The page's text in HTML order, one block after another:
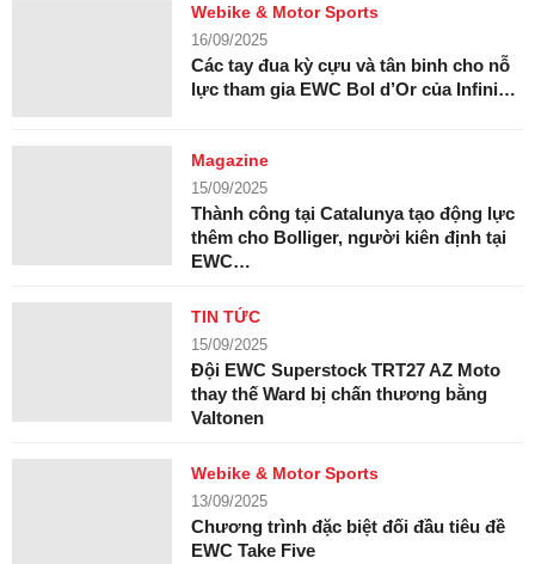
Webike & Motor Sports
16/09/2025
Các tay đua kỳ cựu và tân binh cho nỗ
lực tham gia EWC Bol d’Or của Infini…
Magazine
15/09/2025
Thành công tại Catalunya tạo động lực
thêm cho Bolliger, người kiên định tại
EWC…
TIN TỨC
15/09/2025
Đội EWC Superstock TRT27 AZ Moto
thay thế Ward bị chấn thương bằng
Valtonen
Webike & Motor Sports
13/09/2025
Chương trình đặc biệt đối đầu tiêu đề
EWC Take Five